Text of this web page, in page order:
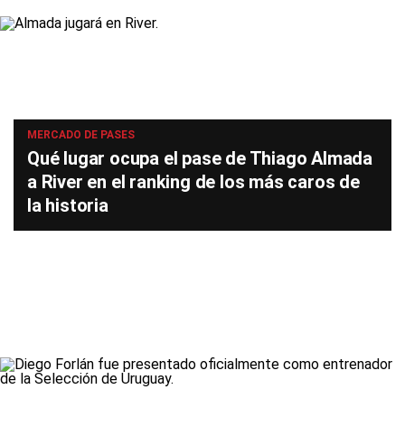
MERCADO DE PASES
Qué lugar ocupa el pase de Thiago Almada
a River en el ranking de los más caros de
la historia